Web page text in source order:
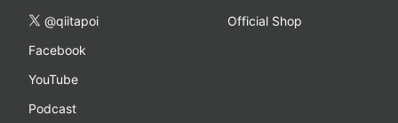
@qiitapoi
Facebook
YouTube
Podcast
Official Shop